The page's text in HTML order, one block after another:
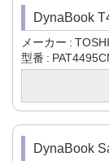
DynaBook
メーカー
型番
DynaBook